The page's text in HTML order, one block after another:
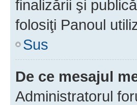
finalizării şi
folosiţi Panoul
Sus
De ce mesajul
Administratorul